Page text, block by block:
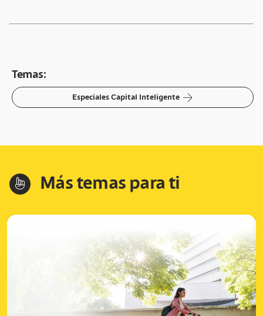
Temas:
Especiales Capital Inteligente arrow-right
hand-index Más temas para ti